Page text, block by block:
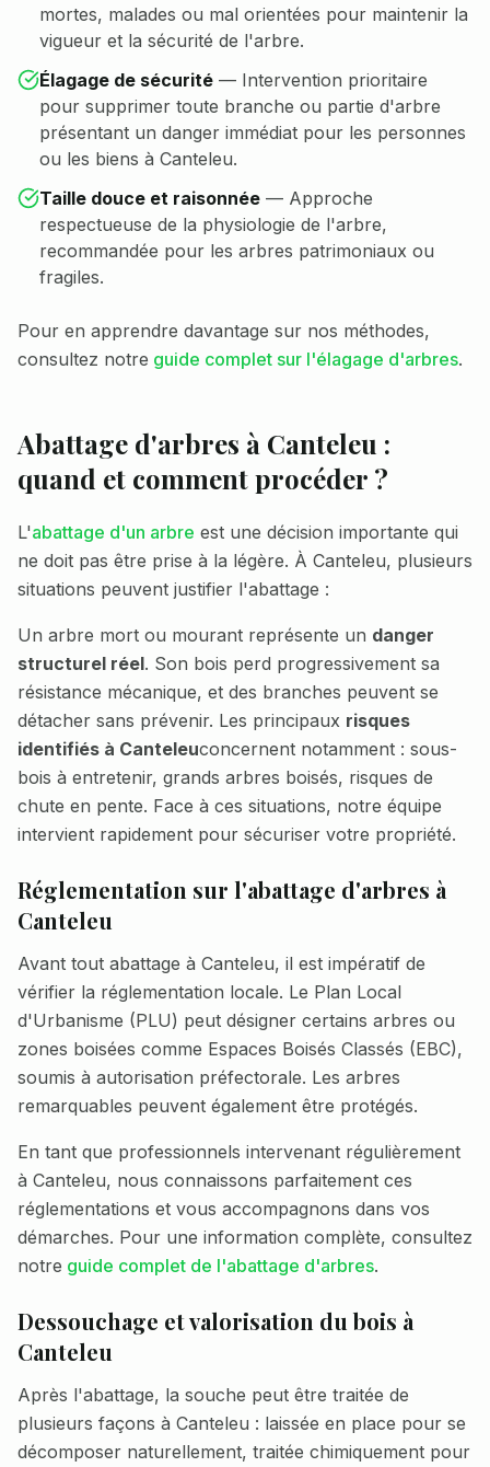
mortes, malades ou mal orientées pour maintenir la
vigueur et la sécurité de l'arbre.
Élagage de sécurité — Intervention prioritaire
pour supprimer toute branche ou partie d'arbre
présentant un danger immédiat pour les personnes
ou les biens à Canteleu.
Taille douce et raisonnée — Approche
respectueuse de la physiologie de l'arbre,
recommandée pour les arbres patrimoniaux ou
fragiles.
Pour en apprendre davantage sur nos méthodes,
consultez notre guide complet sur l'élagage d'arbres.
Abattage d'arbres à Canteleu :
quand et comment procéder ?
L'abattage d'un arbre est une décision importante qui
ne doit pas être prise à la légère. À Canteleu, plusieurs
situations peuvent justifier l'abattage :
Un arbre mort ou mourant représente un danger
structurel réel. Son bois perd progressivement sa
résistance mécanique, et des branches peuvent se
détacher sans prévenir. Les principaux risques
identifiés à Canteleuconcernent notamment : sous-
bois à entretenir, grands arbres boisés, risques de
chute en pente. Face à ces situations, notre équipe
intervient rapidement pour sécuriser votre propriété.
Réglementation sur l'abattage d'arbres à
Canteleu
Avant tout abattage à Canteleu, il est impératif de
vérifier la réglementation locale. Le Plan Local
d'Urbanisme (PLU) peut désigner certains arbres ou
zones boisées comme Espaces Boisés Classés (EBC),
soumis à autorisation préfectorale. Les arbres
remarquables peuvent également être protégés.
En tant que professionnels intervenant régulièrement
à Canteleu, nous connaissons parfaitement ces
réglementations et vous accompagnons dans vos
démarches. Pour une information complète, consultez
notre guide complet de l'abattage d'arbres.
Dessouchage et valorisation du bois à
Canteleu
Après l'abattage, la souche peut être traitée de
plusieurs façons à Canteleu : laissée en place pour se
décomposer naturellement, traitée chimiquement pour